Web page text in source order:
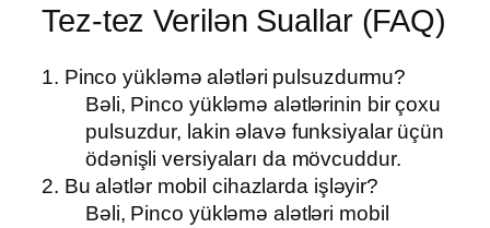
Tez-tez Verilən Suallar (FAQ)
1. Pinco yükləmə alətləri pulsuzdurmu?
Bəli, Pinco yükləmə alətlərinin bir çoxu
pulsuzdur, lakin əlavə funksiyalar üçün
ödənişli versiyaları da mövcuddur.
2. Bu alətlər mobil cihazlarda işləyir?
Bəli, Pinco yükləmə alətləri mobil